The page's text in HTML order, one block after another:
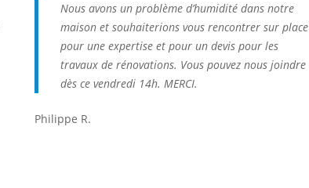
Nous avons un problème d’humidité dans notre
maison et souhaiterions vous rencontrer sur place
pour une expertise et pour un devis pour les
travaux de rénovations. Vous pouvez nous joindre
dès ce vendredi 14h. MERCI.
Philippe R.